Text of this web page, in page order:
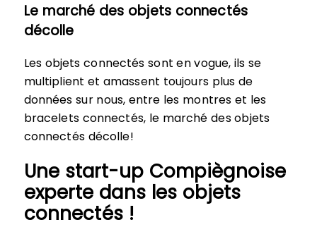
Le marché des objets connectés
décolle
Les objets connectés sont en vogue, ils se
multiplient et amassent toujours plus de
données sur nous, entre les montres et les
bracelets connectés, le marché des objets
connectés décolle!
Une start-up Compiègnoise
experte dans les objets
connectés !